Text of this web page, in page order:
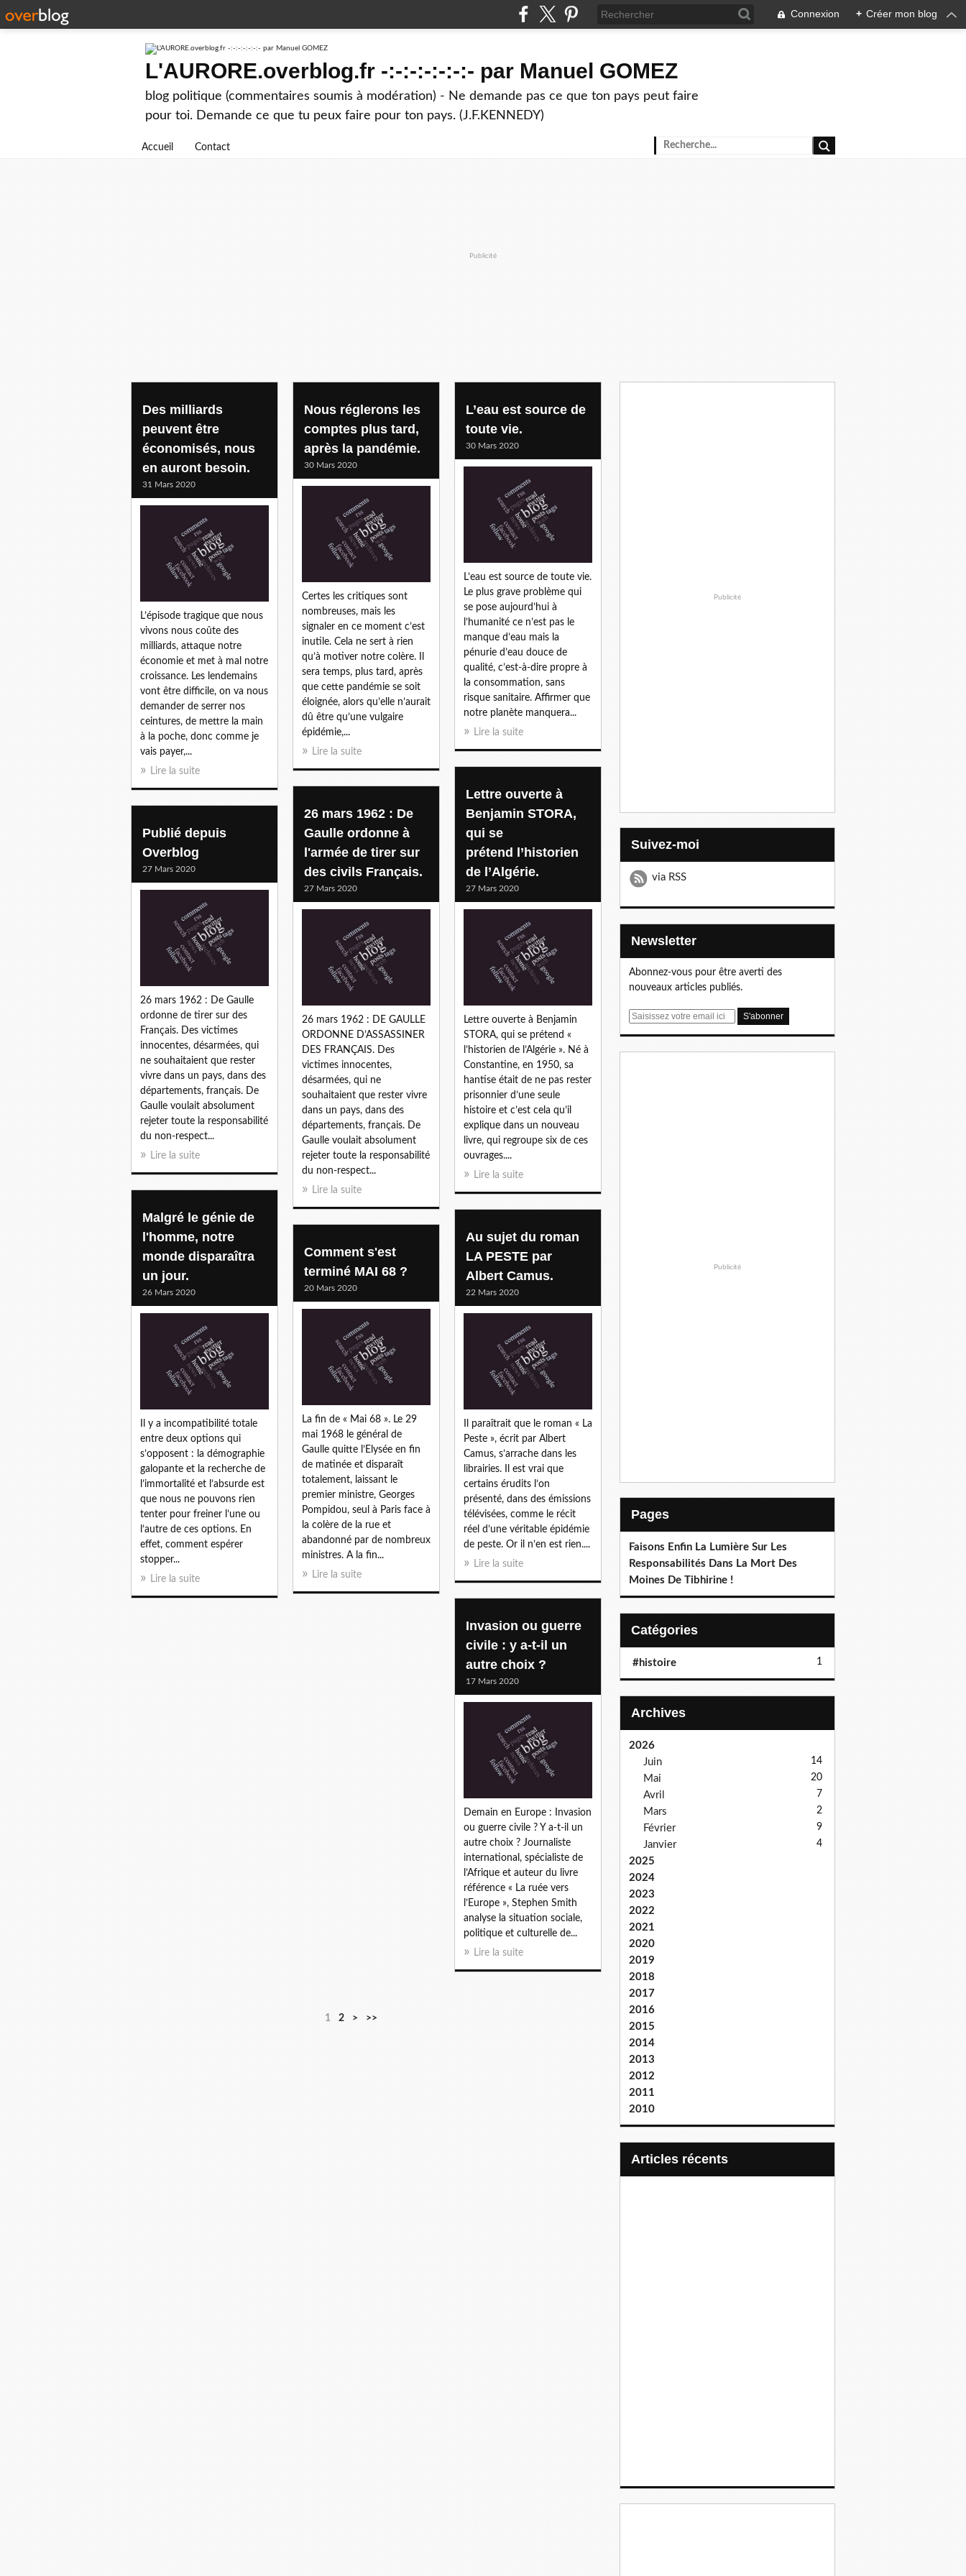
Connexion + Créer mon blog
L'AURORE.overblog.fr -:-:-:-:-:-:- par Manuel GOMEZ
blog politique (commentaires soumis à modération) - Ne demande pas ce que ton pays peut faire
pour toi. Demande ce que tu peux faire pour ton pays. (J.F.KENNEDY)
Accueil Contact
Publicité
Des milliards
peuvent être
économisés, nous
en auront besoin.
31 Mars 2020
L’épisode tragique que nous
vivons nous coûte des
milliards, attaque notre
économie et met à mal notre
croissance. Les lendemains
vont être difficile, on va nous
demander de serrer nos
ceintures, de mettre la main
à la poche, donc comme je
vais payer,...
Lire la suite
Nous réglerons les
comptes plus tard,
après la pandémie.
30 Mars 2020
Certes les critiques sont
nombreuses, mais les
signaler en ce moment c’est
inutile. Cela ne sert à rien
qu’à motiver notre colère. Il
sera temps, plus tard, après
que cette pandémie se soit
éloignée, alors qu’elle n’aurait
dû être qu’une vulgaire
épidémie,...
Lire la suite
L’eau est source de
toute vie.
30 Mars 2020
L’eau est source de toute vie.
Le plus grave problème qui
se pose aujourd’hui à
l’humanité ce n’est pas le
manque d’eau mais la
pénurie d’eau douce de
qualité, c’est-à-dire propre à
la consommation, sans
risque sanitaire. Affirmer que
notre planète manquera...
Lire la suite
Lettre ouverte à
Benjamin STORA,
qui se
prétend l’historien
de l’Algérie.
27 Mars 2020
Lettre ouverte à Benjamin
STORA, qui se prétend «
l’historien de l’Algérie ». Né à
Constantine, en 1950, sa
hantise était de ne pas rester
prisonnier d’une seule
histoire et c’est cela qu’il
explique dans un nouveau
livre, qui regroupe six de ces
ouvrages....
Lire la suite
26 mars 1962 : De
Gaulle ordonne à
l'armée de tirer sur
des civils Français.
27 Mars 2020
26 mars 1962 : DE GAULLE
ORDONNE D’ASSASSINER
DES FRANÇAIS. Des
victimes innocentes,
désarmées, qui ne
souhaitaient que rester vivre
dans un pays, dans des
départements, français. De
Gaulle voulait absolument
rejeter toute la responsabilité
du non-respect...
Lire la suite
Publié depuis
Overblog
27 Mars 2020
26 mars 1962 : De Gaulle
ordonne de tirer sur des
Français. Des victimes
innocentes, désarmées, qui
ne souhaitaient que rester
vivre dans un pays, dans des
départements, français. De
Gaulle voulait absolument
rejeter toute la responsabilité
du non-respect...
Lire la suite
Malgré le génie de
l'homme, notre
monde disparaîtra
un jour.
26 Mars 2020
Il y a incompatibilité totale
entre deux options qui
s’opposent : la démographie
galopante et la recherche de
l’immortalité et l’absurde est
que nous ne pouvons rien
tenter pour freiner l’une ou
l’autre de ces options. En
effet, comment espérer
stopper...
Lire la suite
Au sujet du roman
LA PESTE par
Albert Camus.
22 Mars 2020
Il paraîtrait que le roman « La
Peste », écrit par Albert
Camus, s’arrache dans les
librairies. Il est vrai que
certains érudits l’on
présenté, dans des émissions
télévisées, comme le récit
réel d’une véritable épidémie
de peste. Or il n’en est rien....
Lire la suite
Comment s'est
terminé MAI 68 ?
20 Mars 2020
La fin de « Mai 68 ». Le 29
mai 1968 le général de
Gaulle quitte l’Elysée en fin
de matinée et disparaît
totalement, laissant le
premier ministre, Georges
Pompidou, seul à Paris face à
la colère de la rue et
abandonné par de nombreux
ministres. A la fin...
Lire la suite
Invasion ou guerre
civile : y a-t-il un
autre choix ?
17 Mars 2020
Demain en Europe : Invasion
ou guerre civile ? Y a-t-il un
autre choix ? Journaliste
international, spécialiste de
l’Afrique et auteur du livre
référence « La ruée vers
l’Europe », Stephen Smith
analyse la situation sociale,
politique et culturelle de...
Lire la suite
1 2 > >>
Publicité
Suivez-moi
via RSS
Newsletter
Abonnez-vous pour être averti des
nouveaux articles publiés.
E
Publicité
Pages
Faisons Enfin La Lumière Sur Les
Responsabilités Dans La Mort Des
Moines De Tibhirine !
Catégories
#histoire 1
Archives
2026
Juin
14
Mai 20
Avril 7
Mars 2
Février 9
Janvier 4
2025
2024
2023
2022
2021
2020
2019
2018
2017
2016
2015
2014
2013
2012
2011
2010
articles récents